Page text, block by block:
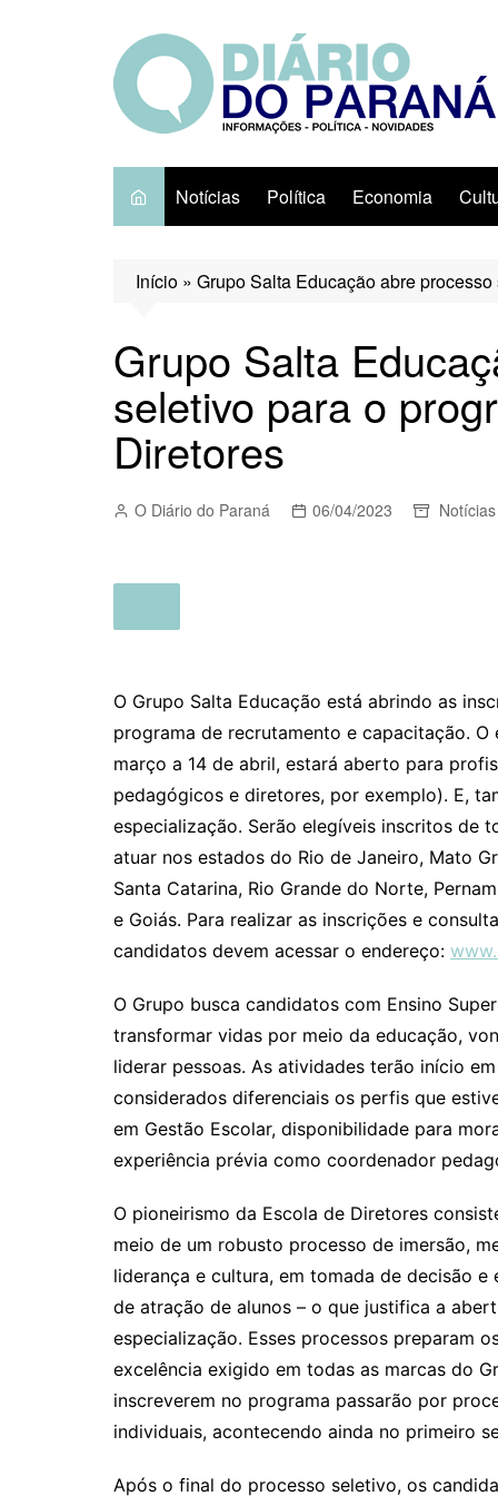
Notícias Política Economia
Início » Grupo Salta Educação abre
Grupo Salta
seletivo para o
Diretores
O Diário do Paraná 06/04/2023
O Grupo Salta Educação está abrindo as
programa de recrutamento e capacitação.
março a 14 de abril, estará aberto para
pedagógicos e diretores, por exemplo). E,
especialização. Serão elegíveis inscritos de
atuar nos estados do Rio de Janeiro, Mato
Santa Catarina, Rio Grande do Norte,
e Goiás. Para realizar as inscrições e
candidatos devem acessar o endereço:
O Grupo busca candidatos com Ensino
transformar vidas por meio da educação,
liderar pessoas. As atividades terão início
considerados diferenciais os perfis que
em Gestão Escolar, disponibilidade para
experiência prévia como coordenador
O pioneirismo da Escola de Diretores
meio de um robusto processo de imersão,
liderança e cultura, em tomada de decisão
de atração de alunos – o que justifica a
especialização. Esses processos preparam
excelência exigido em todas as marcas do
inscreverem no programa passarão por
individuais, acontecendo ainda no primeiro
Após o final do processo seletivo, os